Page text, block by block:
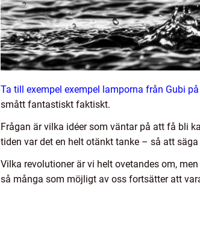
Ta till exempel exempel lamporna från Gubi
smått fantastiskt faktiskt.
Frågan är vilka idéer som väntar på att få bli
tiden var det en helt otänkt tanke – så att
Vilka revolutioner är vi helt ovetandes om,
så många som möjligt av oss fortsätter att